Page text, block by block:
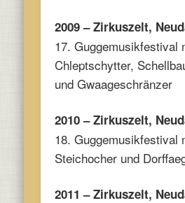
2009 – Zirkuszelt,
17. Guggemusikfestival
Chleptschytter,
und Gwaageschränzer
2010 – Zirkuszelt,
18. Guggemusikfestival
Steichocher und
2011 – Zirkuszelt,